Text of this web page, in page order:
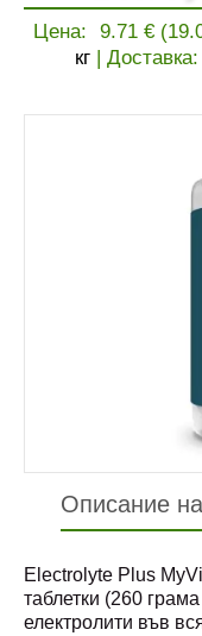
Цена: 9.71 €
кг |
Описание
Electrolyte Plus
таблетки (260
електролити във